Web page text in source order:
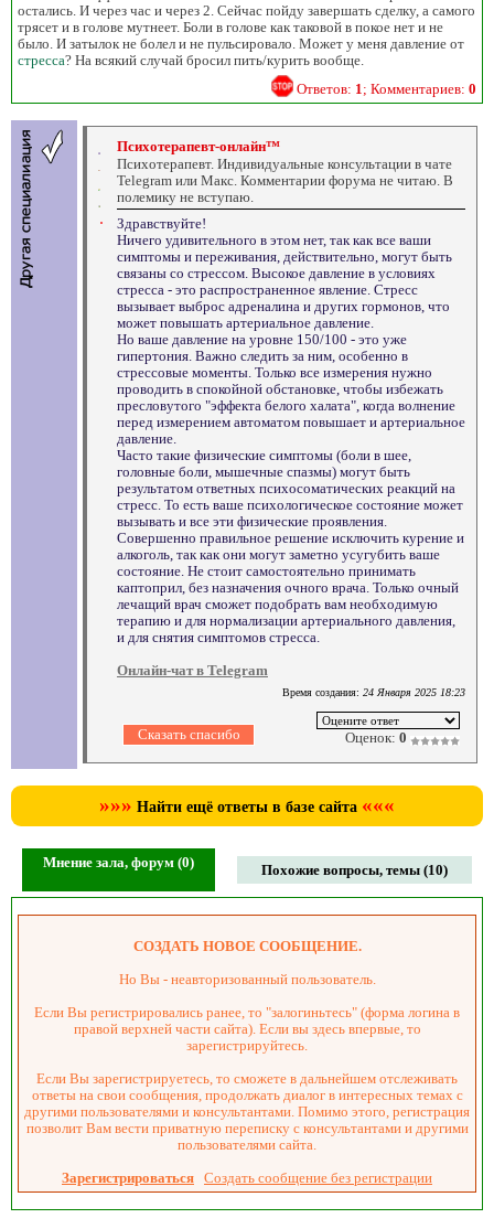
остались. И через час и через 2. Сейчас пойду завершать сделку, а самого
трясет и в голове мутнеет. Боли в голове как таковой в покое нет и не
было. И затылок не болел и не пульсировало. Может у меня давление от
стресса? На всякий случай бросил пить/курить вообще.
Ответов: 1 ; Комментариев: 0
Психотерапевт-онлайн™
Психотерапевт. Индивидуальные консультации в чате
Telegram или Макс. Комментарии форума не читаю. В
полемику не вступаю.
Здравствуйте!
Ничего удивительного в этом нет, так как все ваши
симптомы и переживания, действительно, могут быть
связаны со стрессом. Высокое давление в условиях
стресса - это распространенное явление. Стресс
вызывает выброс адреналина и других гормонов, что
может повышать артериальное давление.
Но ваше давление на уровне 150/100 - это уже
гипертония. Важно следить за ним, особенно в
стрессовые моменты. Только все измерения нужно
проводить в спокойной обстановке, чтобы избежать
пресловутого "эффекта белого халата", когда волнение
перед измерением автоматом повышает и артериальное
давление.
Часто такие физические симптомы (боли в шее,
головные боли, мышечные спазмы) могут быть
результатом ответных психосоматических реакций на
стресс. То есть ваше психологическое состояние может
вызывать и все эти физические проявления.
Совершенно правильное решение исключить курение и
алкоголь, так как они могут заметно усугубить ваше
состояние. Не стоит самостоятельно принимать
каптоприл, без назначения очного врача. Только очный
лечащий врач сможет подобрать вам необходимую
терапию и для нормализации артериального давления,
и для снятия симптомов стресса.
Онлайн-чат в Telegram
Время создания: 24 Января 2025 18:23
Оценок: 0
»»» Найти ещё ответы в базе сайта «««
Мнение зала, форум (0) Похожие вопросы, темы (10)
СОЗДАТЬ НОВОЕ СООБЩЕНИЕ.
Но Вы - неавторизованный пользователь.
Если Вы регистрировались ранее, то "залогиньтесь" (форма логина в
правой верхней части сайта). Если вы здесь впервые, то
зарегистрируйтесь.
Если Вы зарегистрируетесь, то сможете в дальнейшем отслеживать
ответы на свои сообщения, продолжать диалог в интересных темах с
другими пользователями и консультантами. Помимо этого, регистрация
позволит Вам вести приватную переписку с консультантами и другими
пользователями сайта.
Зарегистрироваться Создать сообщение без регистрации